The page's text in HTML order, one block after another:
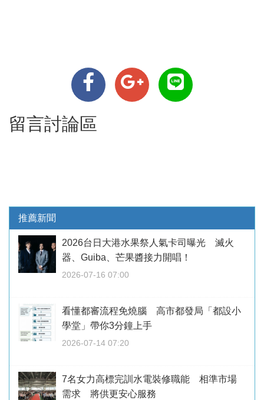
留言討論區
推薦新聞
2026台日大港水果祭人氣卡司曝光 滅火
器、Guiba、芒果醬接力開唱！
2026-07-16 07:00
看懂都審流程免燒腦 高市都發局「都設小
學堂」帶你3分鐘上手
2026-07-14 07:20
7名女力高標完訓水電裝修職能 相準市場
需求 將供更安心服務